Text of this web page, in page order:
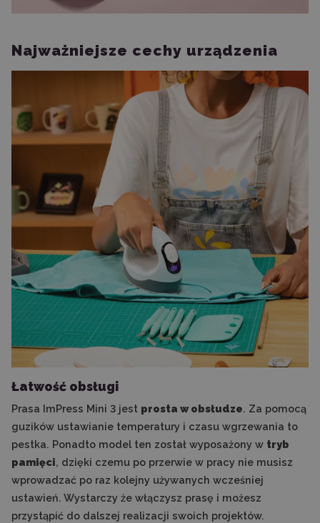
Najważniejsze cechy urządzenia
Łatwość obsługi
Prasa ImPress Mini 3 jest prosta w obsłudze. Za pomocą
guzików ustawianie temperatury i czasu wgrzewania to
pestka. Ponadto model ten został wyposażony w tryb
pamięci, dzięki czemu po przerwie w pracy nie musisz
wprowadzać po raz kolejny używanych wcześniej
ustawień. Wystarczy że włączysz prasę i możesz
przystąpić do dalszej realizacji swoich projektów.